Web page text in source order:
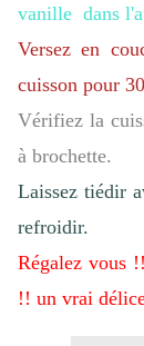
vanille dans
Versez en
cuisson pour
Vérifiez la
à brochette.
Laissez tiédir
refroidir.
Régalez vous
!! un vrai